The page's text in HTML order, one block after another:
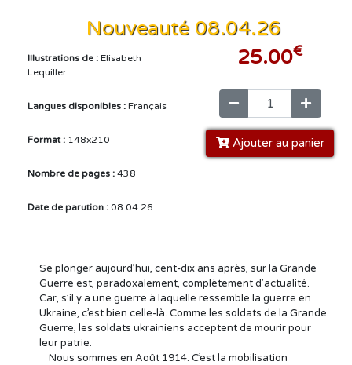
Nouveauté 08.04.26
Illustrations de : Elisabeth
Lequiller
Langues disponibles : Français
Format : 148x210
Nombre de pages : 438
Date de parution : 08.04.26
25.00€
Ajouter au panier
Se plonger aujourd’hui, cent-dix ans après, sur la Grande
Guerre est, paradoxalement, complètement d’actualité.
Car, s’il y a une guerre à laquelle ressemble la guerre en
Ukraine, c’est bien celle-là. Comme les soldats de la Grande
Guerre, les soldats ukrainiens acceptent de mourir pour
leur patrie.
Nous sommes en Août 1914. C’est la mobilisation